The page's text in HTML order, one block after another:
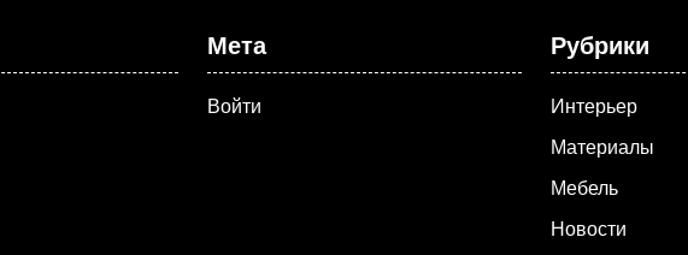
Мета
Войти
Рубрики
Интерьер
Материалы
Мебель
Новости